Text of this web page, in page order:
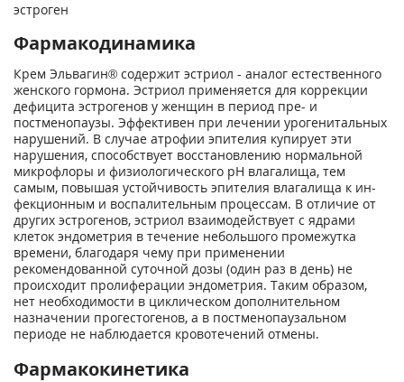
эстроген
Фармакодинамика
Крем Эльвагин® содержит эстриол - аналог естественного
женского гормона. Эстриол применяется для коррекции
дефицита эстрогенов у женщин в период пре- и
постменопау­зы. Эффективен при лечении урогенитальных
нарушений. В случае атрофии эпителия ку­пирует эти
нарушения, способствует восстановлению нормальной
микрофлоры и физио­логического pH влагалища, тем
самым, повышая устойчивость эпителия влагалища к ин­
фекционным и воспалительным процессам. В отличие от
других эстрогенов, эстриол взаимодействует с ядрами
клеток эндометрия в течение небольшого промежутка
времени, благодаря чему при применении
рекомендованной суточной дозы (один раз в день) не
происходит пролиферации эндометрия. Таким образом,
нет необходимости в циклическом дополнительном
назначении прогестогенов, а в постменопаузальном
периоде не наблюда­ется кровотечений отмены.
Фармакокинетика